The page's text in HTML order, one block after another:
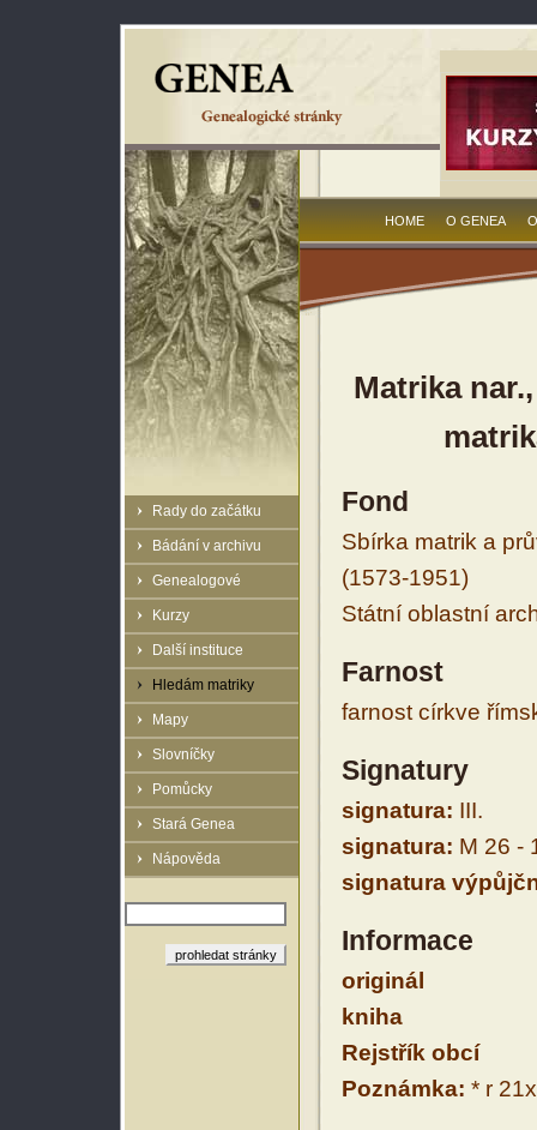
Rady do začátku
Bádání v archivu
Genealogové
Kurzy
Další instituce
Hledám matriky
Mapy
Slovníčky
Pomůcky
Stará Genea
Nápověda
HOME O GENEA
Matrika
Fond
Sbírka matrik a
(1573-1951)
Státní oblastní
Farnost
farnost církve
Signatury
signatura: III.
signatura: M 26 -
signatura
Informace
originál
kniha
Rejstřík obcí
Poznámka: * r